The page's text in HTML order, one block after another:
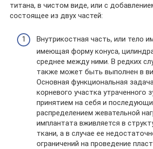
титана, в чистом виде, или с
состоящее из двух частей:
Внутрикостная часть, или тело
имеющая форму конуса,
среднее между ними. В редких
также может быть выполнен в
Основная функциональная
корневого участка утраченного
принятием на себя и
распределением жевательной
имплантата вживляется в
ткани, а в случае ее
ограничений на проведение